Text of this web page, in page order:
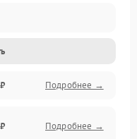
Подробнее →
Подробнее →